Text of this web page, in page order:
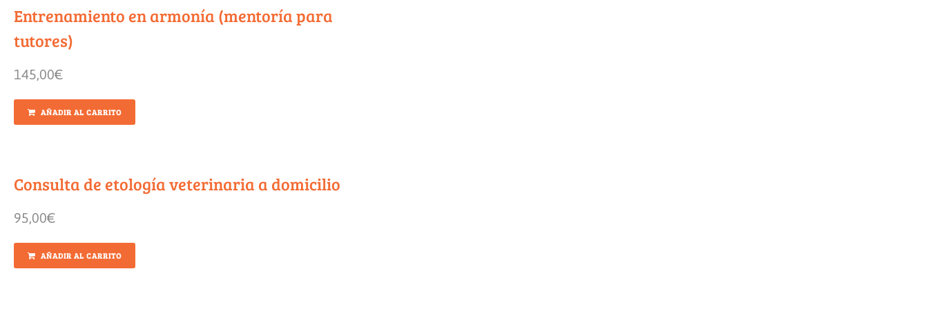
Entrenamiento en armonía (mentoría para
tutores)
145,00€
AÑADIR AL CARRITO
Consulta de etología veterinaria a domicilio
95,00€
AÑADIR AL CARRITO